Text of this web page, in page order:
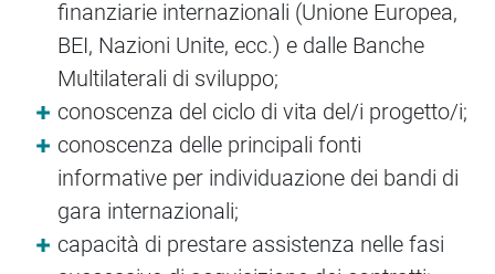
finanziarie internazionali (Unione Europea,
BEI, Nazioni Unite, ecc.) e dalle Banche
Multilaterali di sviluppo;
conoscenza del ciclo di vita del/i progetto/i;
conoscenza delle principali fonti
informative per individuazione dei bandi di
gara internazionali;
capacità di prestare assistenza nelle fasi